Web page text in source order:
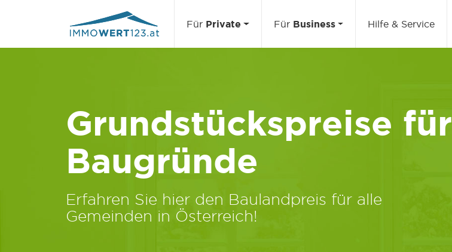
Für Private Für Business Hilfe & Service
Grundstückspreise für
Baugründe
Erfahren Sie hier den Baulandpreis für alle
Gemeinden in Österreich!